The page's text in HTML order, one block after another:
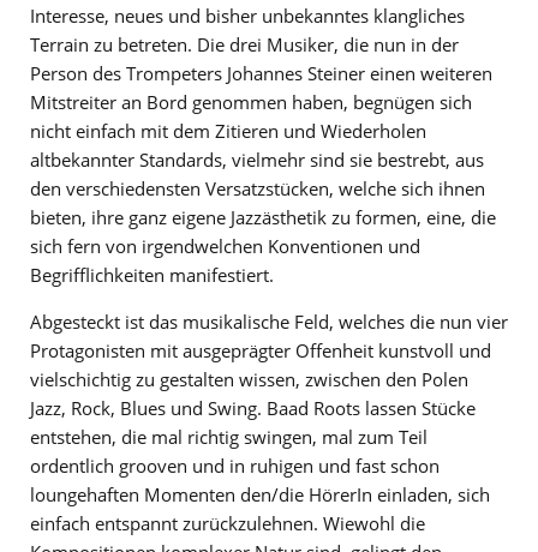
Interesse, neues und bisher unbekanntes klangliches
Terrain zu betreten. Die drei Musiker, die nun in der
Person des Trompeters Johannes Steiner einen weiteren
Mitstreiter an Bord genommen haben, begnügen sich
nicht einfach mit dem Zitieren und Wiederholen
altbekannter Standards, vielmehr sind sie bestrebt, aus
den verschiedensten Versatzstücken, welche sich ihnen
bieten, ihre ganz eigene Jazzästhetik zu formen, eine, die
sich fern von irgendwelchen Konventionen und
Begrifflichkeiten manifestiert.
Abgesteckt ist das musikalische Feld, welches die nun vier
Protagonisten mit ausgeprägter Offenheit kunstvoll und
vielschichtig zu gestalten wissen, zwischen den Polen
Jazz, Rock, Blues und Swing. Baad Roots lassen Stücke
entstehen, die mal richtig swingen, mal zum Teil
ordentlich grooven und in ruhigen und fast schon
loungehaften Momenten den/die HörerIn einladen, sich
einfach entspannt zurückzulehnen. Wiewohl die